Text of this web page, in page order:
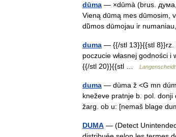
dūma — ×dūmà (brus.
Vieną dūmą mes dūmosim,
dū̃mos dūmojau ir
duma — {{/stl 13}}{{stl 8}}rz.
poczucie własnej godności
{{/stl 20}}{{stl …
duma — dùma ž <G mn
kneževe pratnje b. pol.
žarg. ob u: [nemaš blage
DUMA — (Detect